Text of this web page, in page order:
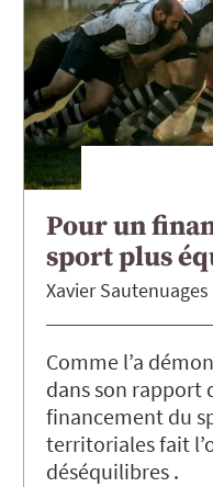
Pour un
sport plus
Xavier Sautenuages
Comme l’a
dans son rapport
financement du
territoriales fait
déséquilibres .